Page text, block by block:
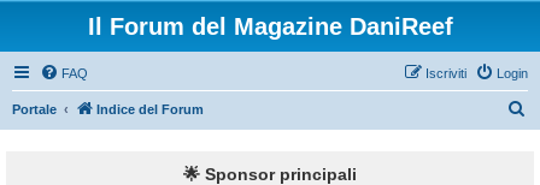
Il Forum del Magazine DaniReef
FAQ Login
Iscriviti
Portale Indice del Forum
🌟 Sponsor principali